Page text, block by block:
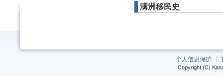
满洲移民史
个人信息保护